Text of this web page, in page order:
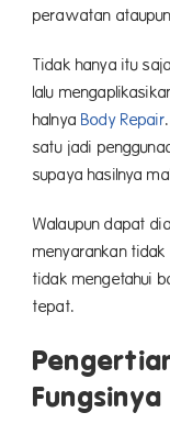
perawatan
Tidak hanya itu
lalu
halnyaBody Repair
satu jadi
supaya hasilnya
Walaupun dapat
menyarankan
tidak mengetahui
tepat.